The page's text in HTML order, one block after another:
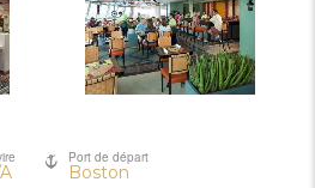
Port de départ
Boston